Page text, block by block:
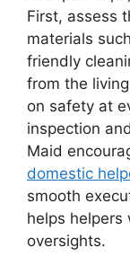
First, assess
materials
friendly
from the
on safety at
inspection
Maid
domestic
smooth
helps helpers
oversights.